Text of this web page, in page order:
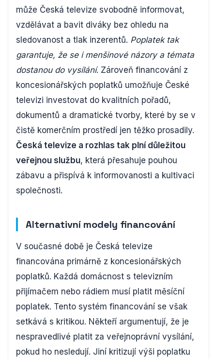
může Česká televize svobodně informovat,
vzdělávat a bavit diváky bez ohledu na
sledovanost a tlak inzerentů. Poplatek tak
garantuje, že se i menšinové názory a témata
dostanou do vysílání. Zároveň financování z
koncesionářských poplatků umožňuje České
televizi investovat do kvalitních pořadů,
dokumentů a dramatické tvorby, které by se v
čistě komerčním prostředí jen těžko prosadily.
Česká televize a rozhlas tak plní důležitou
veřejnou službu, která přesahuje pouhou
zábavu a přispívá k informovanosti a kultivaci
společnosti.
Alternativní modely financování
V současné době je Česká televize
financována primárně z koncesionářských
poplatků. Každá domácnost s televizním
přijímačem nebo rádiem musí platit měsíční
poplatek. Tento systém financování se však
setkává s kritikou. Někteří argumentují, že je
nespravedlivé platit za veřejnoprávní vysílání,
pokud ho nesledují. Jiní kritizují výši poplatku